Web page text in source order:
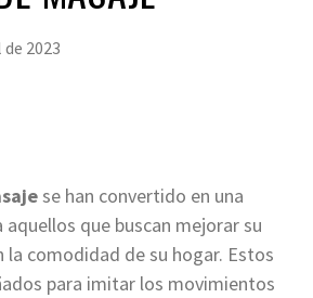
2023
se han convertido en una
que buscan mejorar su
la comodidad de su hogar. Estos
para imitar los movimientos